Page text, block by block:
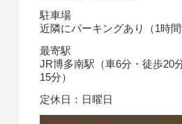
駐車場
近隣にパーキングあり（1時間
最寄駅
JR博多南駅（車6分・徒歩20
15分）
定休日：日曜日